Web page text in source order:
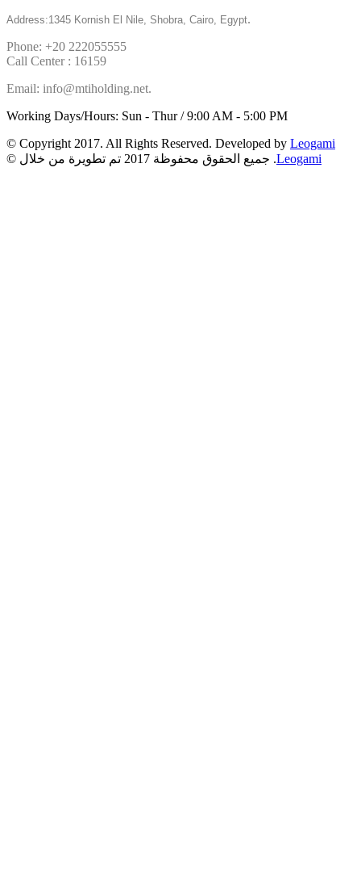
Address:1345 Kornish El Nile, Shobra, Cairo, Egypt.
Phone: +20 222055555
Call Center : 16159
Email: info@mtiholding.net.
Working Days/Hours: Sun - Thur / 9:00 AM - 5:00 PM
© Copyright 2017. All Rights Reserved. Developed by Leogami
© جميع الحقوق محفوظة 2017 تم تطويرة من خلال .Leogami